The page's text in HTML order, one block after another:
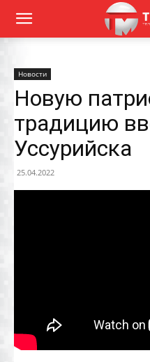
Новости
Новую
традицию
Уссурийска
25.04.2022